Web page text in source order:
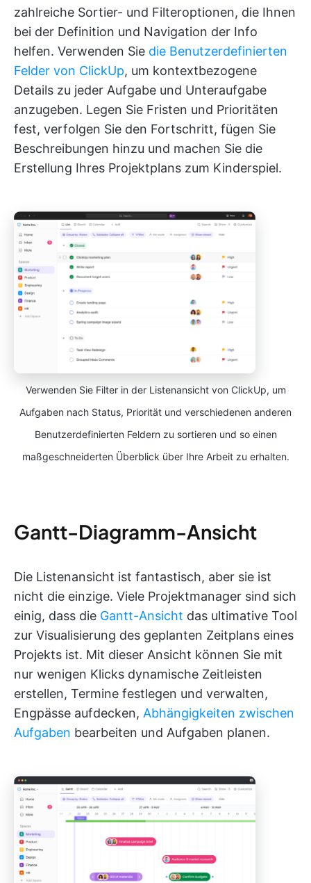
zahlreiche Sortier- und Filteroptionen, die Ihnen
bei der Definition und Navigation der Info
helfen. Verwenden Sie die Benutzerdefinierten
Felder von ClickUp, um kontextbezogene
Details zu jeder Aufgabe und Unteraufgabe
anzugeben. Legen Sie Fristen und Prioritäten
fest, verfolgen Sie den Fortschritt, fügen Sie
Beschreibungen hinzu und machen Sie die
Erstellung Ihres Projektplans zum Kinderspiel.
Verwenden Sie Filter in der Listenansicht von ClickUp, um
Aufgaben nach Status, Priorität und verschiedenen anderen
Benutzerdefinierten Feldern zu sortieren und so einen
maßgeschneiderten Überblick über Ihre Arbeit zu erhalten.
Gantt-Diagramm-Ansicht
Die Listenansicht ist fantastisch, aber sie ist
nicht die einzige. Viele Projektmanager sind sich
einig, dass die Gantt-Ansicht das ultimative Tool
zur Visualisierung des geplanten Zeitplans eines
Projekts ist. Mit dieser Ansicht können Sie mit
nur wenigen Klicks dynamische Zeitleisten
erstellen, Termine festlegen und verwalten,
Engpässe aufdecken, Abhängigkeiten zwischen
Aufgaben bearbeiten und Aufgaben planen.